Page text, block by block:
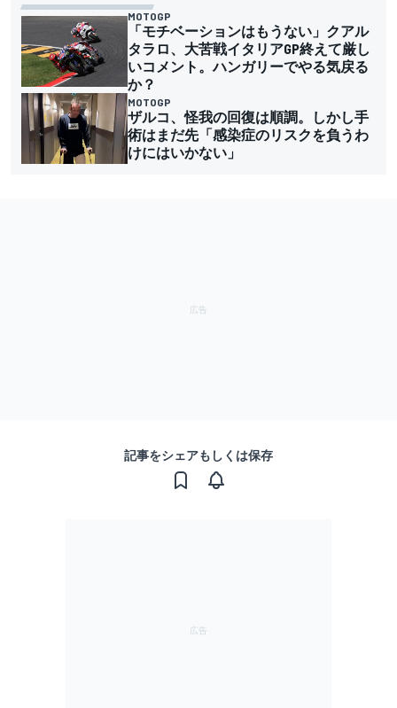
MOTOGP
「モチベーションはもうない」クアル
タラロ、大苦戦イタリアGP終えて厳し
いコメント。ハンガリーでやる気戻る
か？
MOTOGP
ザルコ、怪我の回復は順調。しかし手
術はまだ先「感染症のリスクを負うわ
けにはいかない」
記事をシェアもしくは保存